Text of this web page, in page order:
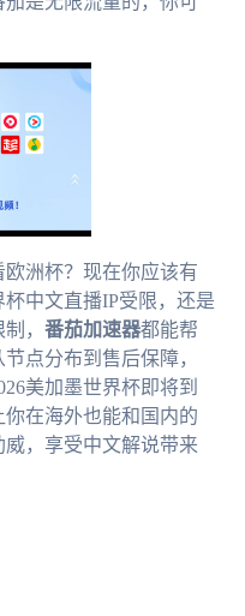
洲杯？现在你应该有
中文直播IP受限，还是
， 番茄加速器都能帮
点分布到售后保障，
美加墨世界杯即将到
你在海外也能和国内的
，享受中文解说带来